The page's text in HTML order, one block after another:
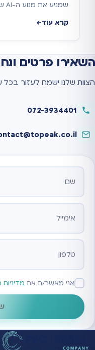
שמניע את מנוע ה-AI של…
קרא עוד
השאירו פרטים
הצוות שלנו ישמח לעזור
072-3934401
אתר
אני מאשר/ת את